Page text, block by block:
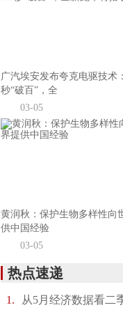
广汽埃安发布夸克电驱技术
秒“破百”，全
03-05
黄润秋：保护生物多样性向
供中国经验
03-05
热点速递
1. 从5月经济数据看二